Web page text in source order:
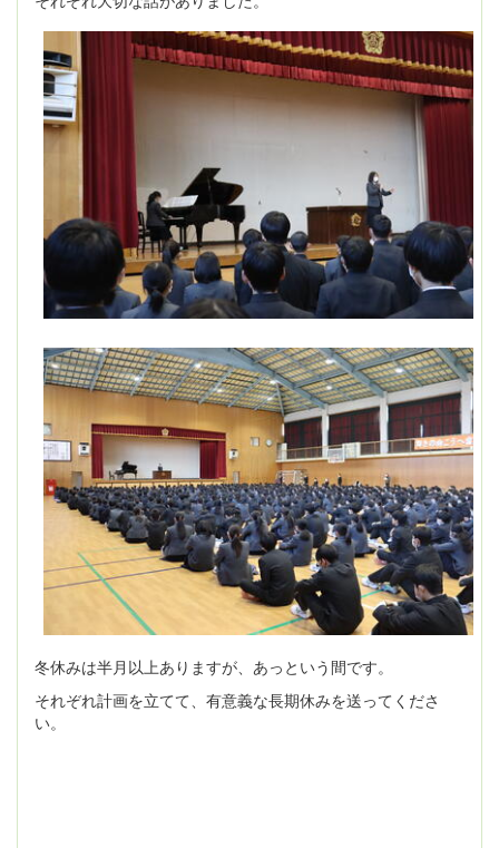
冬休みは半月以上ありますが、あっという間です。
それぞれ計画を立てて、有意義な長期休みを送ってくださ
い。